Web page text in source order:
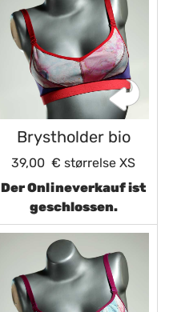
Brystholder bio
39,00 € størrelse XS
Der Onlineverkauf ist
geschlossen.